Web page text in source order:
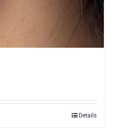
Details